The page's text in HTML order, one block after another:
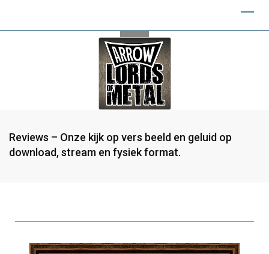
Reviews – Onze kijk op vers beeld en geluid op
download, stream en fysiek format.